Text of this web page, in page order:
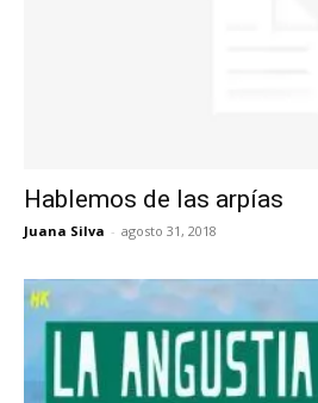
Hablemos de las arpías
Juana Silva - agosto 31, 2018